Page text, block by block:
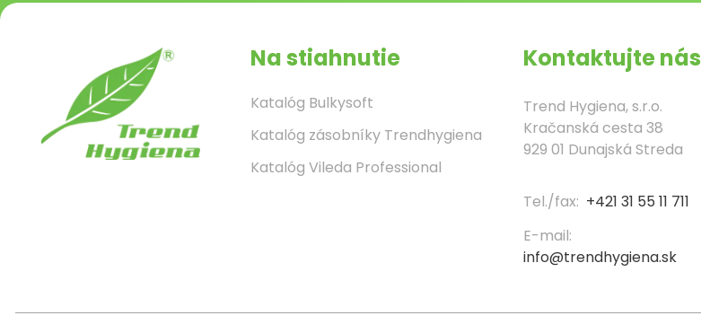
Na stiahnutie
Katalóg Bulkysoft
Katalóg zásobníky Trendhygiena
Katalóg Vileda Professional
Kontaktujte nás
Trend Hygiena, s.r.o.
Kračanská cesta 38
929 01 Dunajská Streda
Tel./fax: +421 31 55 11 711
E-mail:
info@trendhygiena.sk